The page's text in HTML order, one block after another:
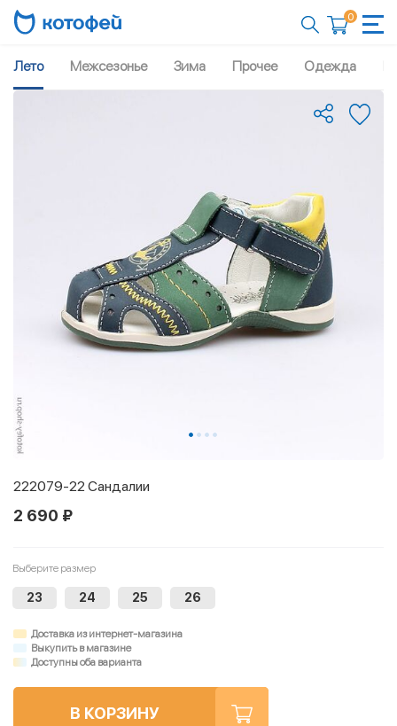
0
Лето Межсезонье Зима Прочее Одежда
222079-22 Сандалии
2 690 ₽
Выберите размер
23 24 25 26
Доставка из интернет-магазина
Выкупить в магазине
Доступны оба варианта
В КОРЗИНУ